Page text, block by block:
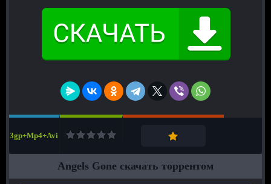
3gp+Mp4+Avi
Angels Gone скачать торрентом